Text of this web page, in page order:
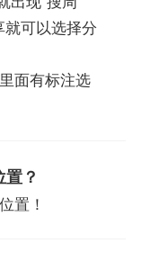
可以选择分
面有标注选
？
置！